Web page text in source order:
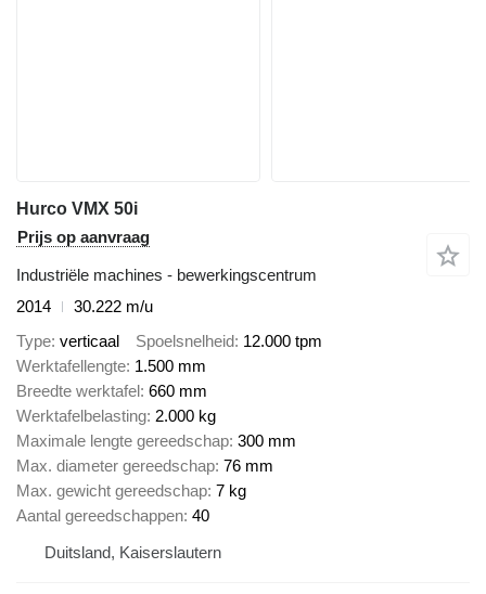
Hurco VMX 50i
Prijs op aanvraag
Industriële machines - bewerkingscentrum
2014
30.222 m/u
Type verticaal Spoelsnelheid 12.000 tpm
Werktafellengte 1.500 mm
Breedte werktafel 660 mm
Werktafelbelasting 2.000 kg
Maximale lengte gereedschap 300 mm
Max. diameter gereedschap 76 mm
Max. gewicht gereedschap 7 kg
Aantal gereedschappen 40
Duitsland, Kaiserslautern